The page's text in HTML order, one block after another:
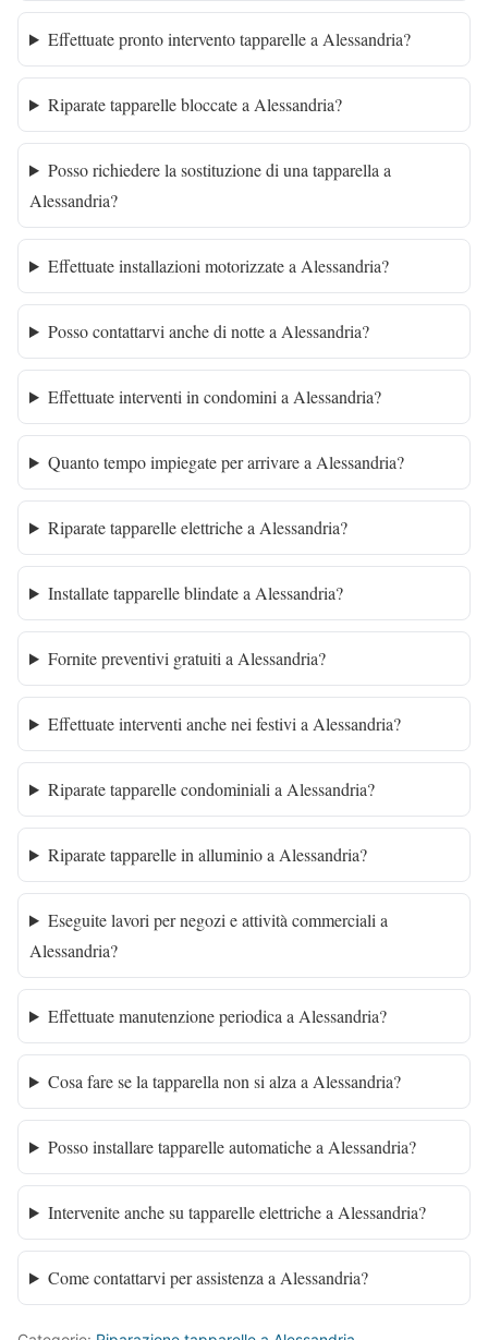
Effettuate pronto intervento tapparelle a Alessandria?
Riparate tapparelle bloccate a Alessandria?
Posso richiedere la sostituzione di una tapparella a
Alessandria?
Effettuate installazioni motorizzate a Alessandria?
Posso contattarvi anche di notte a Alessandria?
Effettuate interventi in condomini a Alessandria?
Quanto tempo impiegate per arrivare a Alessandria?
Riparate tapparelle elettriche a Alessandria?
Installate tapparelle blindate a Alessandria?
Fornite preventivi gratuiti a Alessandria?
Effettuate interventi anche nei festivi a Alessandria?
Riparate tapparelle condominiali a Alessandria?
Riparate tapparelle in alluminio a Alessandria?
Eseguite lavori per negozi e attività commerciali a
Alessandria?
Effettuate manutenzione periodica a Alessandria?
Cosa fare se la tapparella non si alza a Alessandria?
Posso installare tapparelle automatiche a Alessandria?
Intervenite anche su tapparelle elettriche a Alessandria?
Come contattarvi per assistenza a Alessandria?